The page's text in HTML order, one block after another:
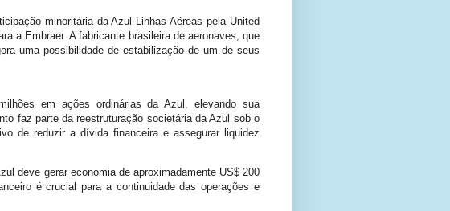
minoritária da Azul Linhas Aéreas pela United
a Embraer. A fabricante brasileira de aeronaves, que
uma possibilidade de estabilização de um de seus
em ações ordinárias da Azul, elevando sua
faz parte da reestruturação societária da Azul sob o
de reduzir a dívida financeira e assegurar liquidez
deve gerar economia de aproximadamente US$ 200
é crucial para a continuidade das operações e